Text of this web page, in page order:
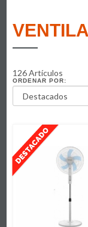
126 Artículos
ORDENAR POR: